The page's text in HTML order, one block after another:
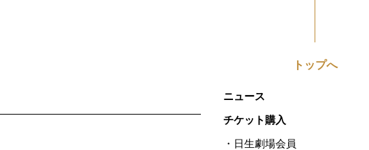
トップへ
ニュース
チケット購入
日生劇場会員